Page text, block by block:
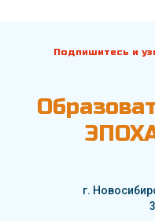
Подпишитесь и
г.